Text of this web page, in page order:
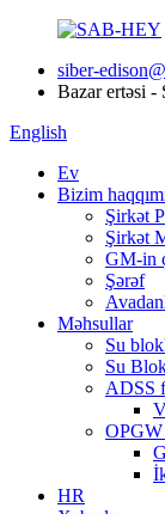
siber-
Bazar ertəsi -
English
Ev
Bizim
Şirkət
Şirkət
GM-in
Şərəf
Məhsullar
Su
Su
ADSS
HR